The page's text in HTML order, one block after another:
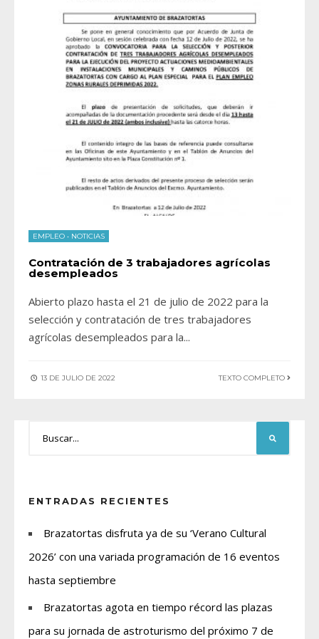
EMPLEO • NOTICIAS
Contratación de 3 trabajadores agrícolas
desempleados
Abierto plazo hasta el 21 de julio de 2022 para la
selección y contratación de tres trabajadores
agrícolas desempleados para la...
13 DE JULIO DE 2022 TEXTO COMPLETO
ENTRADAS RECIENTES
Brazatortas disfruta ya de su ‘Verano Cultural
2026’ con una variada programación de 16 eventos
hasta septiembre
Brazatortas agota en tiempo récord las plazas
para su jornada de astroturismo del próximo 7 de